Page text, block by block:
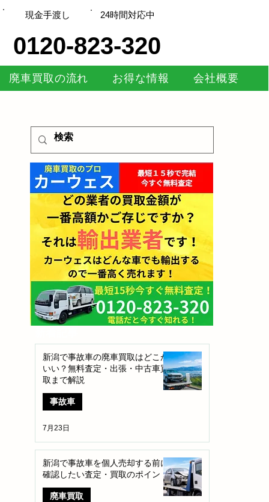
現金手渡し ​24時間対応中
0120-823-320
廃車買取の流れ お得な情報 会社概要
新潟で事故車の廃車買取はどこが
いい？無料査定・出張・中古車買
取まで解説
事故車
7月23日
新潟で事故車を個人売却する前に
確認したい査定・買取のポイント
廃車買取